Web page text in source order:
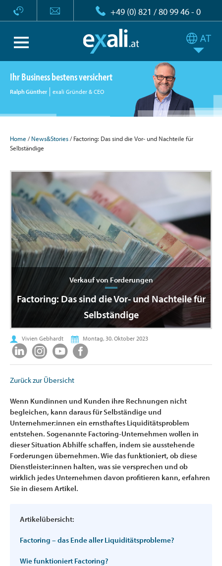
+49 (0) 821 / 80 99 46 - 0
Ihr Business bestens versichert
Ralph Günther exali Gründer & CEO
Home /News&Stories/ Factoring: Das sind die Vor- und Nachteile für
Selbständige
Verkauf von Forderungen
Factoring: Das sind die Vor- und Nachteile für
Selbständige
Vivien Gebhardt Montag, 30. Oktober 2023
Zurück zur Übersicht
Wenn Kundinnen und Kunden ihre Rechnungen nicht
begleichen, kann daraus für Selbständige und
Unternehmer:innen ein ernsthaftes Liquiditätsproblem
entstehen. Sogenannte Factoring-Unternehmen wollen in
dieser Situation Abhilfe schaffen, indem sie ausstehende
Forderungen übernehmen. Wie das funktioniert, ob diese
Dienstleister:innen halten, was sie versprechen und ob
wirklich jedes Unternehmen davon profitieren kann, erfahren
Sie in diesem Artikel.
Artikelübersicht:
Factoring – das Ende aller Liquiditätsprobleme?
Wie funktioniert Factoring?